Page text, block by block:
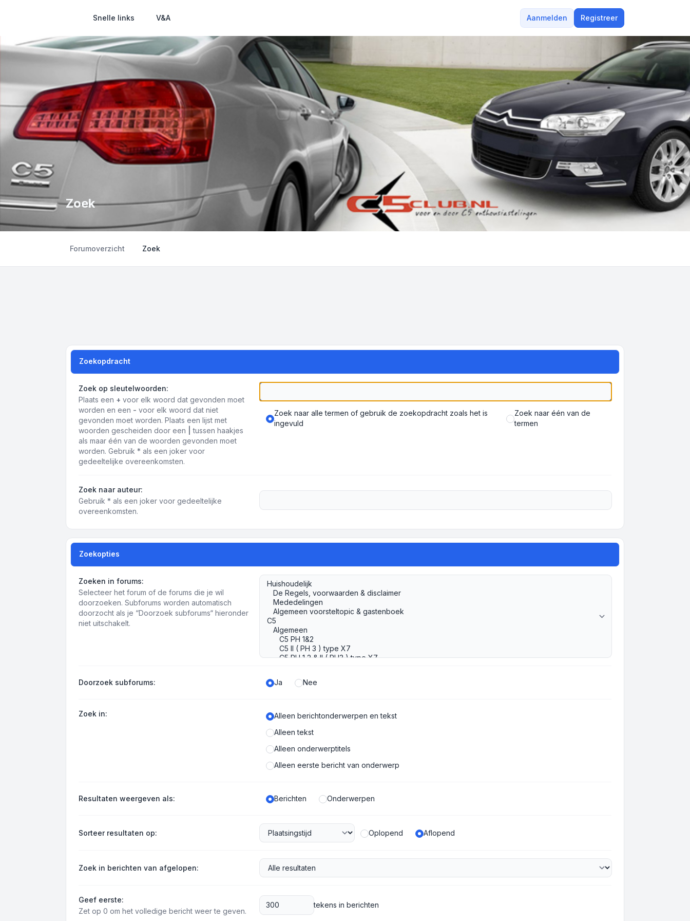
Snelle links V&A Aanmelden Registreer
Zoek
Forumoverzicht Zoek
Zoekopdracht
Zoek op sleutelwoorden:
Plaats een + voor elk woord dat gevonden moet
worden en een - voor elk woord dat niet
gevonden moet worden. Plaats een lijst met
woorden gescheiden door een
tussen haakjes
als maar één van de woorden gevonden moet
worden. Gebruik * als een joker voor
gedeeltelijke overeenkomsten.
Zoek naar alle termen of gebruik de zoekopdracht zoals het is
ingevuld
Zoek naar één van de
termen
Zoek naar auteur:
Gebruik * als een joker voor gedeeltelijke
overeenkomsten.
Zoekopties
Zoeken in forums:
Selecteer het forum of de forums die je wil
doorzoeken. Subforums worden automatisch
doorzocht als je “Doorzoek subforums“ hieronder
niet uitschakelt.
Doorzoek subforums: Ja Nee
Zoek in:
Alleen berichtonderwerpen en tekst
Alleen tekst
Alleen onderwerptitels
Alleen eerste bericht van onderwerp
Resultaten weergeven als: Berichten Onderwerpen
Sorteer resultaten op: Oplopend Aflopend
Zoek in berichten van afgelopen:
Geef eerste:
Zet op 0 om het volledige bericht weer te geven.
tekens in berichten